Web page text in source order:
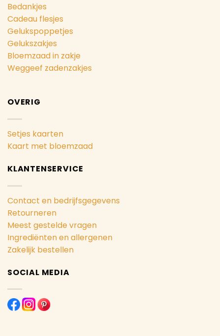
Bedankjes
Cadeau flesjes
Gelukspoppetjes
Gelukszakjes
Bloemzaad in zakje
Weggeef zadenzakjes
OVERIG
Setjes kaarten
Kaart met bloemzaad
KLANTENSERVICE
Contact en bedrijfsgegevens
Retourneren
Meest gestelde vragen
Ingrediënten en allergenen
Zakelijk bestellen
SOCIAL MEDIA